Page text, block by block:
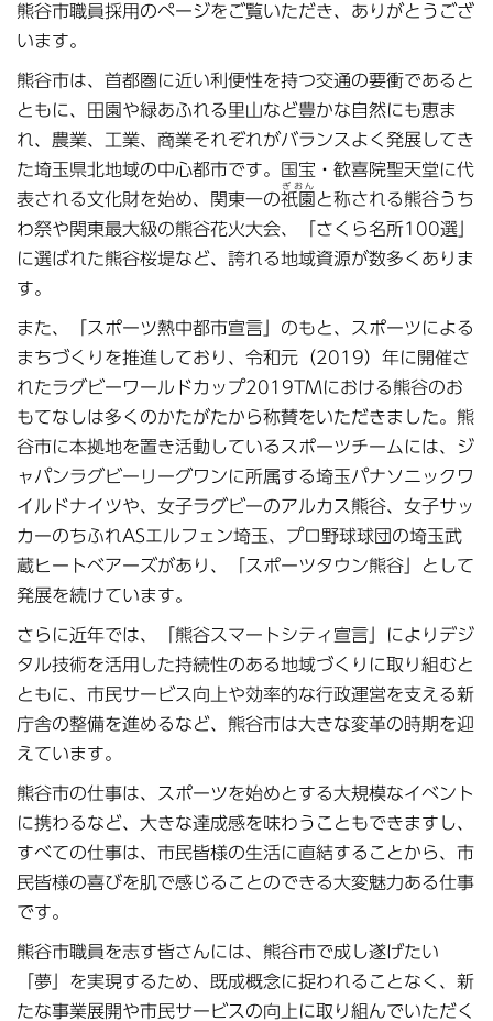
熊谷市職員採用のページをご覧いただき、ありがとうござ
います。
熊谷市は、首都圏に近い利便性を持つ交通の要衝であると
ともに、田園や緑あふれる里山など豊かな自然にも恵ま
れ、農業、工業、商業それぞれがバランスよく発展してき
た埼玉県北地域の中心都市です。国宝・歓喜院聖天堂に代
表される文化財を始め、関東一の祇園
ぎおん
と称される熊谷うち
わ祭や関東最大級の熊谷花火大会、「さくら名所100選」
に選ばれた熊谷桜堤など、誇れる地域資源が数多くありま
す。
また、「スポーツ熱中都市宣言」のもと、スポーツによる
まちづくりを推進しており、令和元（2019）年に開催さ
れたラグビーワールドカップ2019TMにおける熊谷のお
もてなしは多くのかたがたから称賛をいただきました。熊
谷市に本拠地を置き活動しているスポーツチームには、ジ
ャパンラグビーリーグワンに所属する埼玉パナソニックワ
イルドナイツや、女子ラグビーのアルカス熊谷、女子サッ
カーのちふれASエルフェン埼玉、プロ野球球団の埼玉武
蔵ヒートベアーズがあり、「スポーツタウン熊谷」として
発展を続けています。
さらに近年では、「熊谷スマートシティ宣言」によりデジ
タル技術を活用した持続性のある地域づくりに取り組むと
ともに、市民サービス向上や効率的な行政運営を支える新
庁舎の整備を進めるなど、熊谷市は大きな変革の時期を迎
えています。
熊谷市の仕事は、スポーツを始めとする大規模なイベント
に携わるなど、大きな達成感を味わうこともできますし、
すべての仕事は、市民皆様の生活に直結することから、市
民皆様の喜びを肌で感じることのできる大変魅力ある仕事
です。
熊谷市職員を志す皆さんには、熊谷市で成し遂げたい
「夢」を実現するため、既成概念に捉われることなく、新
たな事業展開や市民サービスの向上に取り組んでいただく